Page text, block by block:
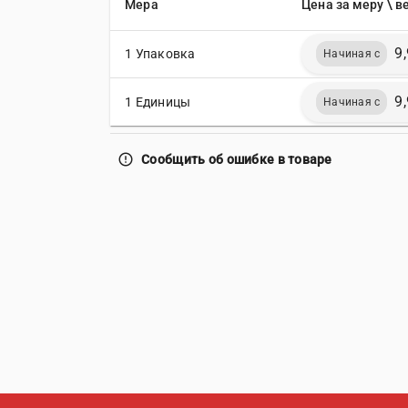
Мера Цена за меру \
1 Упаковка Начиная с
1 Единицы Начиная с
error_outline Сообщить об ошибке в товаре